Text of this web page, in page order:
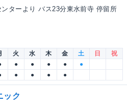
ターより バス23分東水前寺 停留所
火 水 木 金 土 日
祝
● ● ● ●
●
● ● ● ●
ック